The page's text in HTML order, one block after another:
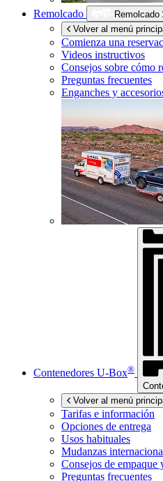
Remolcado
Remolcado
Volver al menú
Comienza una
Videos instructivos
Consejos sobre cómo
Preguntas frecuentes
Enganches y
Contenedores U-Box®
Volver al menú
Tarifas e información
Opciones de entrega
Usos habituales
Mudanzas
Consejos de empaque
Preguntas frecuentes